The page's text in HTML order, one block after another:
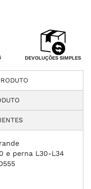
DEVOLUÇÕES SIMPLES
e perna L30-L34